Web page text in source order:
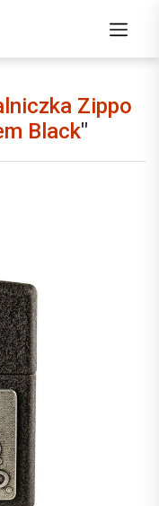
Zippo
Black"